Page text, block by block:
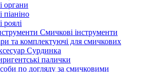
органи
Смичкові інструменти
та комплектуючі для смичкових
Сурдинка
палички
по догляду за смичковими